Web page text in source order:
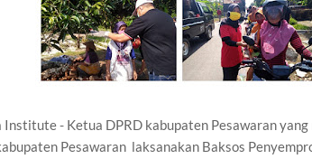
Institute - Ketua DPRD kabupaten Pesawaran
Pesawaran laksanakan Baksos